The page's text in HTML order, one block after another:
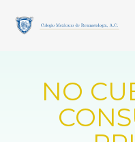
links
primary
NO